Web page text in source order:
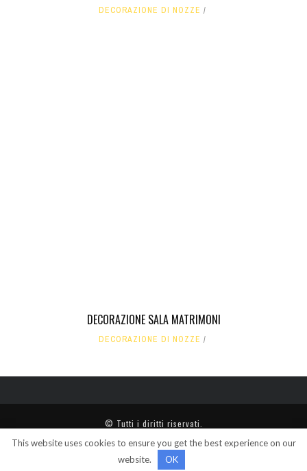
DECORAZIONE DI NOZZE
DECORAZIONE SALA MATRIMONI
DECORAZIONE DI NOZZE
© Tutti i diritti riservati.
This website uses cookies to ensure you get the best experience on our
website.
OK